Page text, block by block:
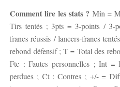
Comment lire les stats ? Min =
Tirs tentés ; 3pts = 3-points / 3-
francs réussis / lancers-francs
rebond défensif ; T = Total des
Fte : Fautes personnelles ; Int
perdues ; Ct : Contres ; +/- =